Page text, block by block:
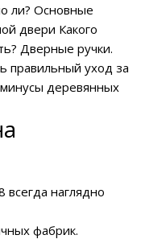
ли? Основные
двери Какого
Дверные ручки.
правильный уход за
деревянных
всегда наглядно
фабрик.